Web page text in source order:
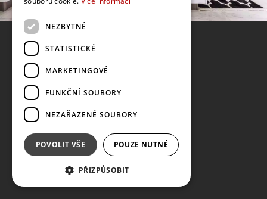
NEZBYTNÉ
STATISTICKÉ
MARKETINGOVÉ
FUNKČNÍ SOUBORY
NEZAŘAZENÉ SOUBORY
POVOLIT VŠE POUZE NUTNÉ
PŘIZPŮSOBIT